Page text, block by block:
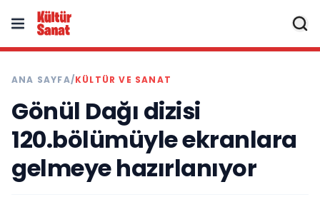
ANA SAYFA/KÜLTÜR VE SANAT
Gönül Dağı dizisi
120.bölümüyle ekranlara
gelmeye hazırlanıyor